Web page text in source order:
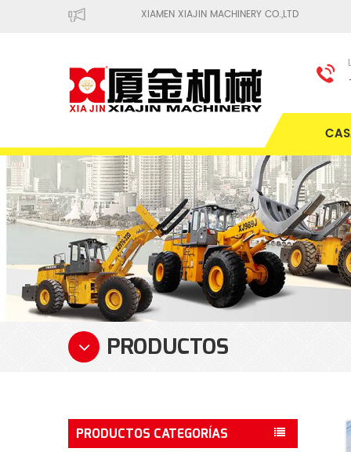
XIAMEN XIAJIN MACHINERY CO.,LTD
PRODUCTOS
PRODUCTOS CATEGORÍAS